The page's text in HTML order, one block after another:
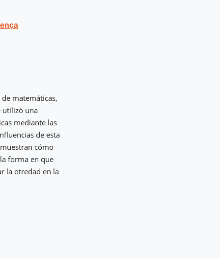
matemáticas,
utilizó una
mediante las
de esta
cómo
forma en que
la otredad en la